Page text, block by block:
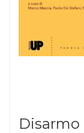
Disarmo